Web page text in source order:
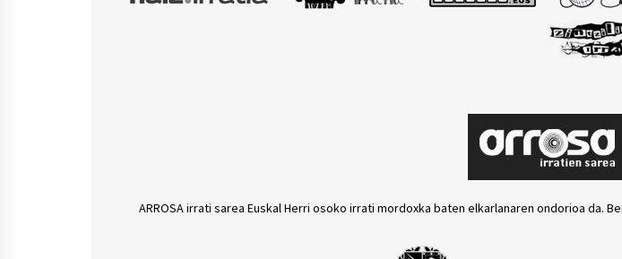
ARROSA irrati sarea Euskal Herri osoko irrati mordoxka baten elkarlanaren ondorioa da.